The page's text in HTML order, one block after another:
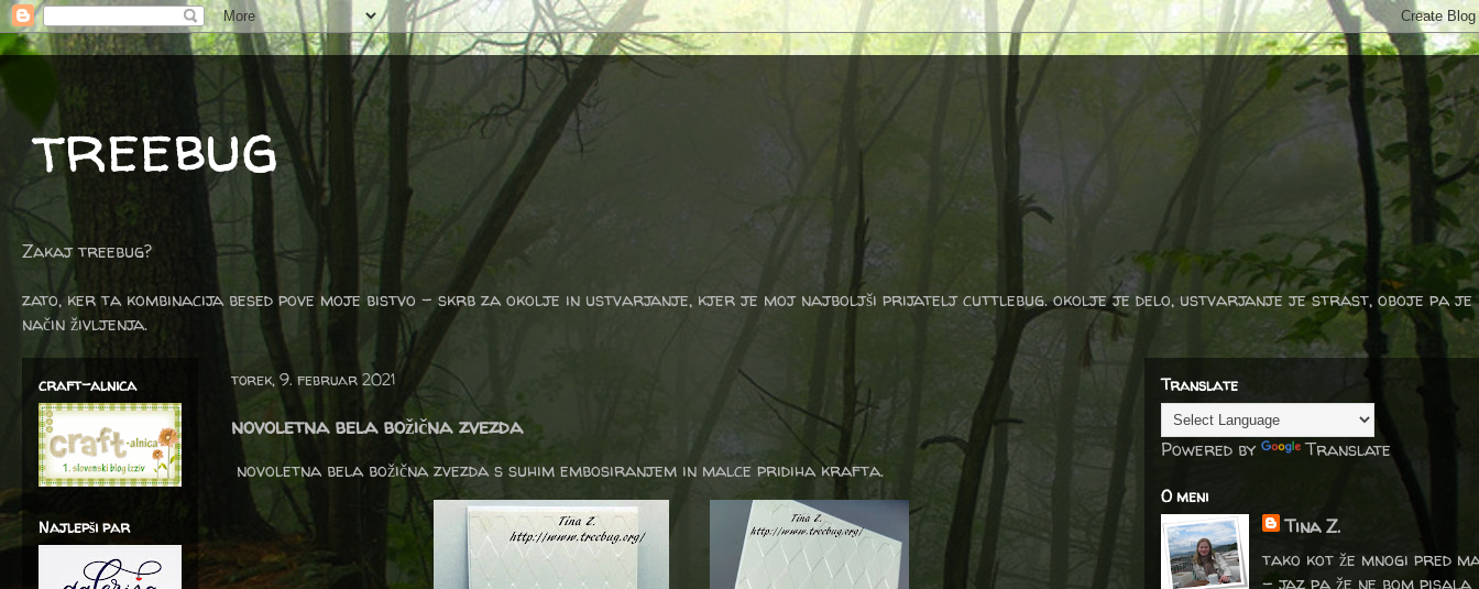
treebug
Zakaj treebug?
zato, ker ta kombinacija besed pove moje bistvo - skrb za okolje in ustvarjanje, kjer je moj najboljši prijatelj cuttlebug. okolje je delo, ustvarjanje je strast, oboje pa je
način življenja.
torek, 9. februar 2021
novoletna bela božična zvezda
novoletna bela božična zvezda s suhim embosiranjem in malce pridiha krafta.
craft-alnica
Najlepši par
Translate
Powered by Translate
O meni
Tina Z.
tako kot že mnogi pred
- jaz pa že ne bom pisala